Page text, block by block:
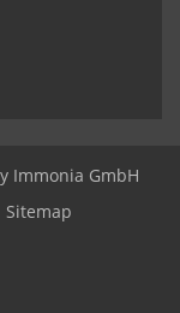
Immonia GmbH
Sitemap